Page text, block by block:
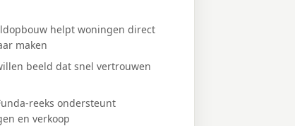
helpt woningen direct
maken
beeld dat snel vertrouwen
reeks ondersteunt
en verkoop